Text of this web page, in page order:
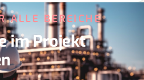
ALLE BEREICHE
im Projekt